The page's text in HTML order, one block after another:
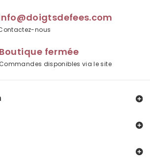
nous
Boutique fermée
disponibles via le site